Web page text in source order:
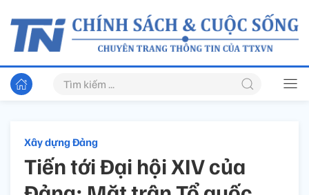
Xây dựng Đảng
Tiến tới Đại hội XIV của